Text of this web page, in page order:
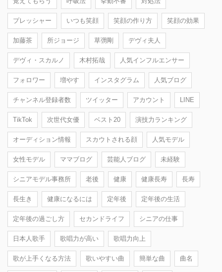
プレッシャー いつも笑顔 笑顔の作り方 笑顔の効果
加藤茶 所ジョージ 草彅剛 デヴィ夫人
デヴィ・スカルノ 木村拓哉 人気インフルエンサー
フォロワー 増やす インスタグラム 人気ブログ
チャンネル登録者数 ツイッター アカウント LINE
TikTok 次世代女優 ベスト20 演技力ランキング
オーディション情報 スカウトされる顔 人気モデル
女性モデル ママブログ 芸能人ブログ 未経験
シニアモデル事務所 老後 健康 健康長寿 長寿
長生き 健康になるには 定年後 定年後の生活
定年後の過ごし方 セカンドライフ シニアの仕事
日本人歌手 歌唱力が高い 歌唱力向上
歌が上手くなる方法 歌いやすい曲 簡単な曲 曲名